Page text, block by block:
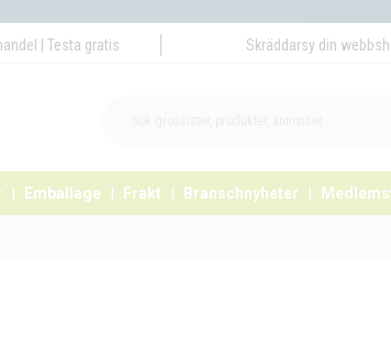
| Testa gratis Skräddarsy din
Emballage Frakt Branschnyheter